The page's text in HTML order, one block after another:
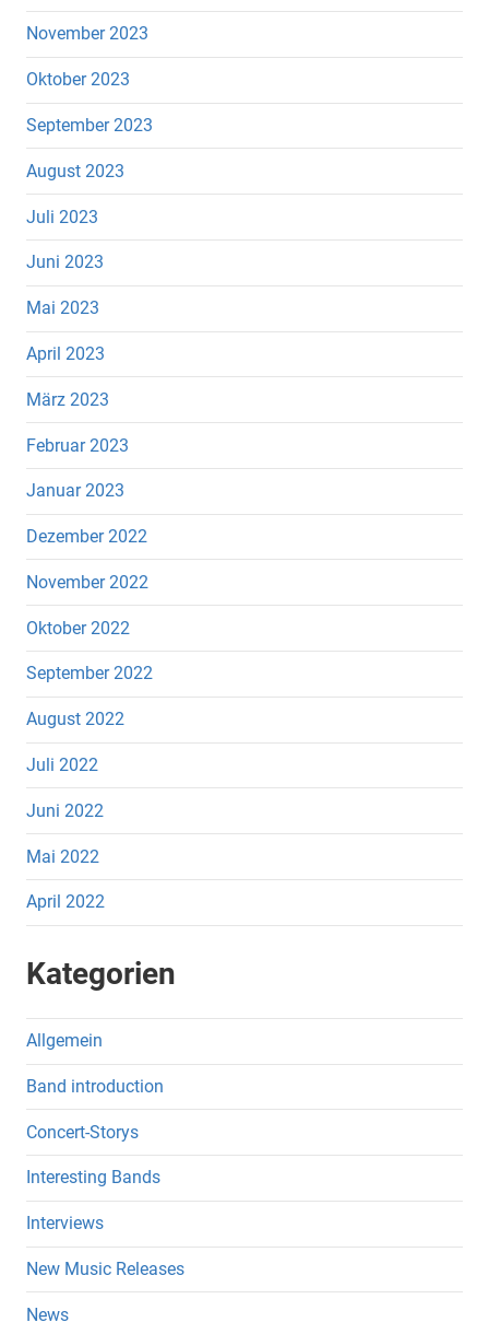
November 2023
Oktober 2023
September 2023
August 2023
Juli 2023
Juni 2023
Mai 2023
April 2023
März 2023
Februar 2023
Januar 2023
Dezember 2022
November 2022
Oktober 2022
September 2022
August 2022
Juli 2022
Juni 2022
Mai 2022
April 2022
Kategorien
Allgemein
Band introduction
Concert-Storys
Interesting Bands
Interviews
New Music Releases
News